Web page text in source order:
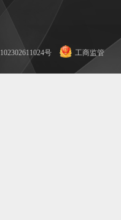
号 工商监管